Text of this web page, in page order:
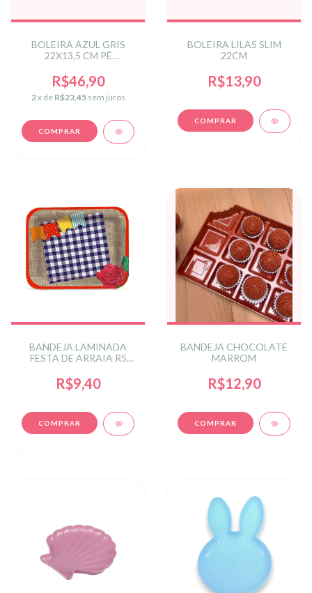
BOLEIRA AZUL GRIS
22X13,5 CM PÉ
R$46,90
2x de R$23,45 sem juros
BOLEIRA LILAS SLIM
22CM
R$13,90
BANDEJA LAMINADA
FESTA DE ARRAIA R5
R$9,40
BANDEJA CHOCOLATE
MARROM
R$12,90